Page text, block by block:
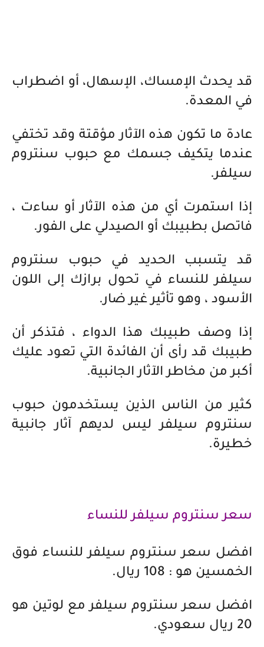
قد يحدث الإمساك، الإسهال، أو اضطراب
في المعدة.
عادة ما تكون هذه الآثار مؤقتة وقد تختفي
عندما يتكيف جسمك مع حبوب سنتروم
سيلفر.
إذا استمرت أي من هذه الآثار أو ساءت ،
فاتصل بطبيبك أو الصيدلي على الفور.
قد يتسبب الحديد في حبوب سنتروم
سيلفر للنساء في تحول برازك إلى اللون
الأسود ، وهو تأثير غير ضار.
إذا وصف طبيبك هذا الدواء ، فتذكر أن
طبيبك قد رأى أن الفائدة التي تعود عليك
أكبر من مخاطر الآثار الجانبية.
كثير من الناس الذين يستخدمون حبوب
سنتروم سيلفر ليس لديهم آثار جانبية
خطيرة.
سعر سنتروم سيلفر للنساء
افضل سعر سنتروم سيلفر للنساء فوق
الخمسين هو : 108 ريال.
افضل سعر سنتروم سيلفر مع لوتين هو
20 ريال سعودي.